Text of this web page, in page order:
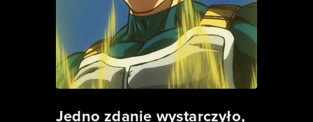
Jedno zdanie wystarczyło,